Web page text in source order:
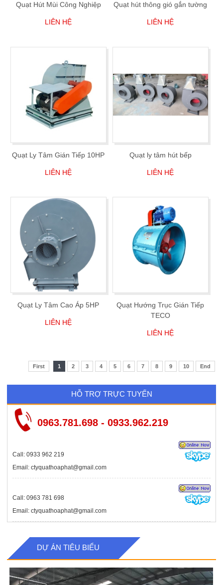
Quạt Hút Mùi Công Nghiệp
LIÊN HỆ
Quạt hút thông gió gắn tường
LIÊN HỆ
Quạt Ly Tâm Gián Tiếp 10HP
LIÊN HỆ
Quạt ly tâm hút bếp
LIÊN HỆ
Quạt Ly Tâm Cao Áp 5HP
LIÊN HỆ
Quạt Hướng Trục Gián Tiếp
TECO
LIÊN HỆ
First 1 2 3 4 5 6 7 8 9 10 End
HỖ TRỢ TRỰC TUYẾN
0963.781.698 - 0933.962.219
Call: 0933 962 219
Email: ctyquathoaphat@gmail.com
Call: 0963 781 698
Email: ctyquathoaphat@gmail.com
DỰ ÁN TIÊU BIỂU